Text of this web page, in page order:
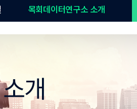
목회데이터연구소 소개
개